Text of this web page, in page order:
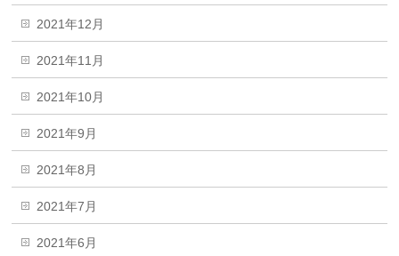
2021年12月
2021年11月
2021年10月
2021年9月
2021年8月
2021年7月
2021年6月